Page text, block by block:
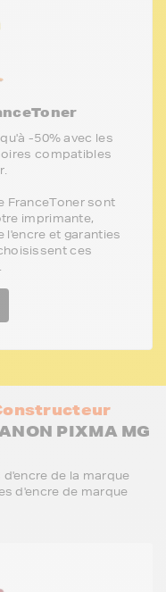
-50% avec les
compatibles
FranceToner sont
imprimante,
l'encre et garanties
ces
PIXMA MG
de la marque
d'encre de marque